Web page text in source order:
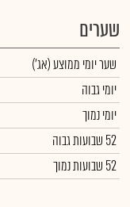
שערים
שער יומי ממוצע(אג')
יומי גבוה
יומי נמוך
52 שבועות גבוה
52 שבועות נמוך